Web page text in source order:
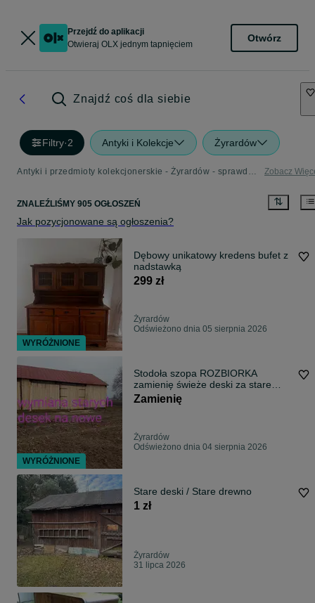
Przejdź do aplikacji
Otwieraj OLX jednym tapnięciem
Otwórz
Znajdź coś dla siebie
Filtry·2 Antyki i Kolekcje Żyrardów
Antyki i przedmioty kolekcjonerskie - Żyrardów - sprawdź ogłoszenia w Twojej okolicy Zobacz
ZNALEŹLIŚMY 905 OGŁOSZEŃ
Jak pozycjonowane są ogłoszenia?
Dębowy unikatowy kredens bufet z
nadstawką
299 zł
Żyrardów
Odświeżono dnia 05 sierpnia 2026
Stodoła szopa ROZBIORKA
zamienię świeże deski za stare
deski
Zamienię
Żyrardów
Odświeżono dnia 04 sierpnia 2026
Stare deski / Stare drewno
1 zł
Żyrardów
31 lipca 2026
WYRÓŻNIONE
WYRÓŻNIONE